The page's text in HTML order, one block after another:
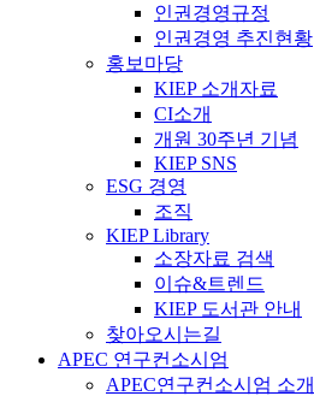
인권경영규정
인권경영 추진현황
홍보마당
KIEP 소개자료
CI소개
개원 30주년 기념
KIEP SNS
ESG 경영
조직
KIEP Library
소장자료 검색
이슈&트렌드
KIEP 도서관 안내
찾아오시는길
APEC 연구컨소시엄
APEC연구컨소시엄 소개